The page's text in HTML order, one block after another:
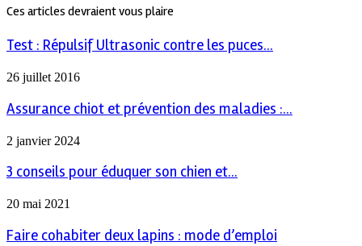
Ces articles devraient vous plaire
Test : Répulsif Ultrasonic contre les puces...
26 juillet 2016
Assurance chiot et prévention des maladies :...
2 janvier 2024
3 conseils pour éduquer son chien et...
20 mai 2021
Faire cohabiter deux lapins : mode d’emploi